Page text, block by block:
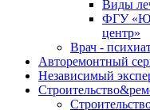
Виды
ФГУ
центр»
Врач -
Авторемонтный
Независимый